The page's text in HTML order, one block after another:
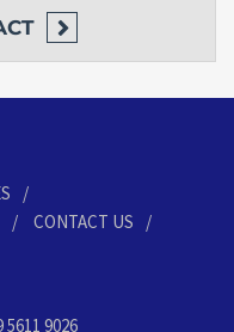
CONTACT US
5611 9026